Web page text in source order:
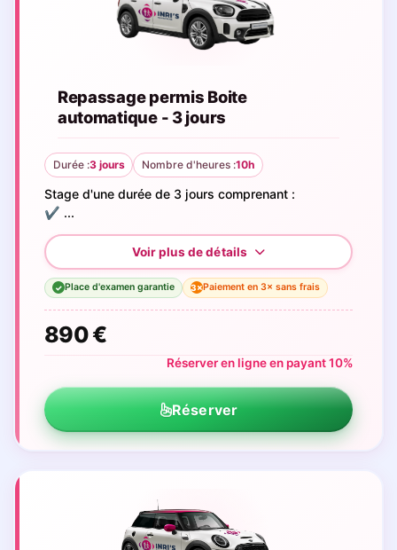
Repassage permis Boite
automatique - 3 jours
Durée :3 jours Nombre d'heures :10h
Stage d'une durée de 3 jours comprenant :
✔️ ...
✓ Place d'examen garantie 3×Paiement en 3× sans frais
890 €
Réserver en ligne en payant 10%
Réserver